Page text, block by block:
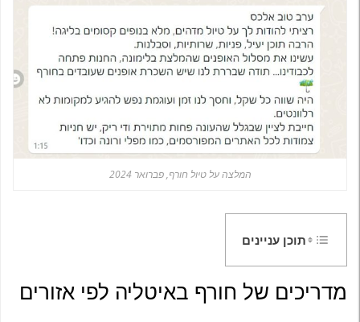
המלצה על טיול חורף, פברואר 2024
תוכן עניינים
מדריכים של חורף באיטליה לפי אזורים